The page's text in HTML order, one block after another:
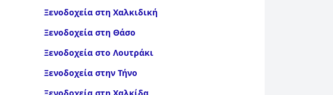
Ξενοδοχεία στη Χαλκιδική
Ξενοδοχεία στη Θάσο
Ξενοδοχεία στο Λουτράκι
Ξενοδοχεία στην Τήνο